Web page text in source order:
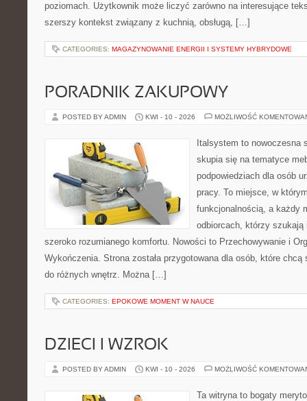
poziomach. Użytkownik może liczyć zarówno na interesujące
szerszy kontekst związany z kuchnią, obsługą, […]
CATEGORIES: MAGAZYNOWANIE ENERGII I SYSTEMY HYBRYDOWE
PORADNIK ZAKUPOWY
POSTED BY ADMIN KWI - 10 - 2026 MOŻLIWOŚĆ
Italsystem to nowoczesna
skupia się na tematyce
podpowiedziach dla osób
pracy. To miejsce, w
funkcjonalnością, a każdy
odbiorcach, którzy
szeroko rozumianego komfortu. Nowości to Przechowywanie i
Wykończenia. Strona została przygotowana dla osób, które chcą
do różnych wnętrz. Można […]
CATEGORIES: EPOKOWE MOMENT W NAUCE
DZIECI I WZROK
POSTED BY ADMIN KWI - 10 - 2026 MOŻLIWOŚĆ
Ta witryna to bogaty